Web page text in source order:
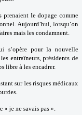
prenaient le dopage comme
Aujourd’hui, lorsqu’on
mais les condamnent.
s’opère pour la nouvelle
entraîneurs, présidents de
libre à les encadrer.
sur les risques médicaux
je ne savais pas ».